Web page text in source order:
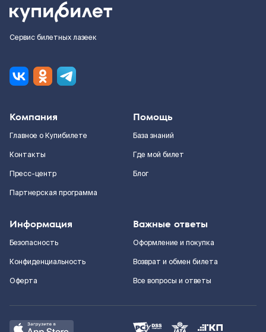
Сервис билетных лазеек
Компания
Главное о Купибилете
Контакты
Пресс-центр
Партнерская программа
Помощь
База знаний
Где мой билет
Блог
Информация
Безопасность
Конфиденциальность
Оферта
Важные ответы
Оформление и покупка
Возврат и обмен билета
Все вопросы и ответы